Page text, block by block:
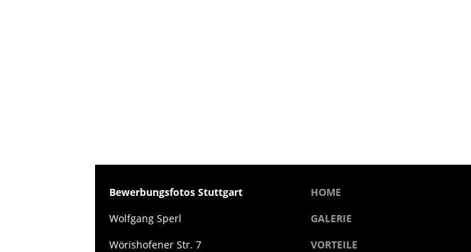
Bewerbungsfotos Stuttgart
Wolfgang Sperl
Wörishofener Str. 7
HOME
GALERIE
VORTEILE